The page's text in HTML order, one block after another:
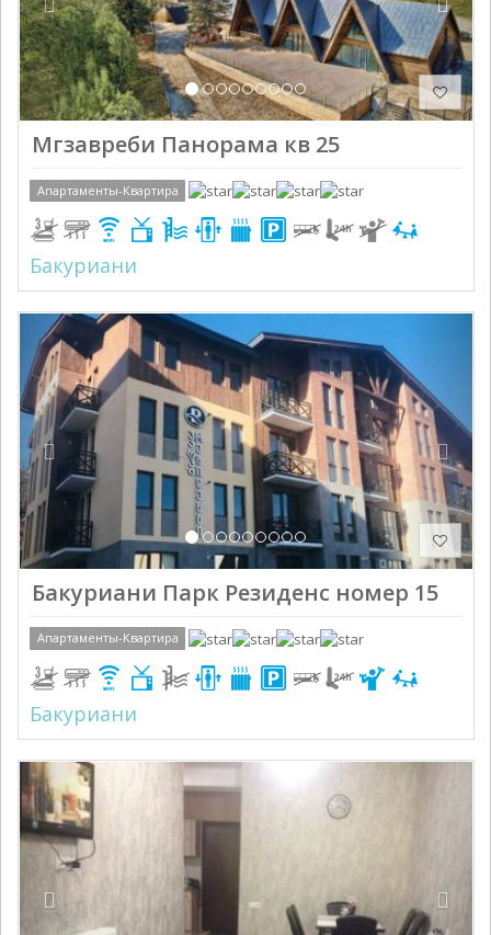
Мгзавреби Панорама кв 25
Апартаменты-Квартира
Бакуриани
Previous
Бакуриани Парк Резиденс номер 15
Апартаменты-Квартира
Бакуриани
Previous